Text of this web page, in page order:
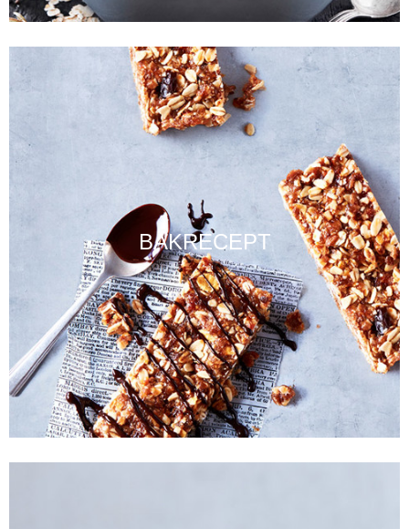
BAKRECEPT